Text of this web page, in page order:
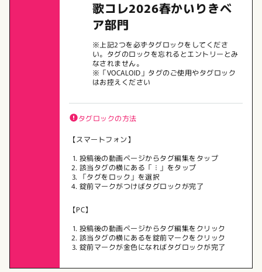
歌コレ2026春かいりきベ
ア部門
※上記2つを必ずタグロックをしてくださ
い。タグのロックを忘れるとエントリーとみ
なされません。
※「VOCALOID」タグのご使用やタグロック
はお控えください
タグロックの方法
【スマートフォン】
投稿後の動画ページからタグ編集をタップ
該当タグの横にある「︙」をタップ
「タグをロック」を選択
錠前マークがつけばタグロックが完了
【PC】
投稿後の動画ページからタグ編集をクリック
該当タグの横にあるを錠前マークをクリック
錠前マークが金色になればタグロックが完了